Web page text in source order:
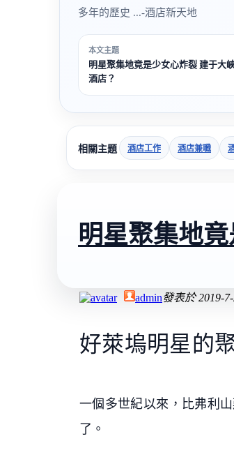
多年的歷史 ...-酒店新天地
本文主題
明星聚集地竟是少女心炸裂 建于大
酒店？
相關主題 酒店工作 酒店兼職
明星聚集地
admin發表於2019-
好萊塢明星的
一個多世紀以來，比弗利
了。